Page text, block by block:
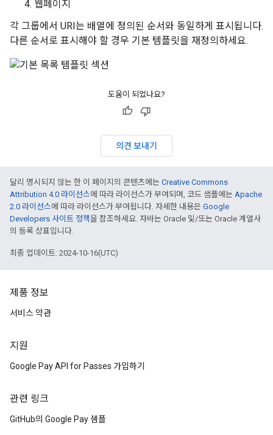
웹페이지
각 그룹에서 URI는 배열에 정의된 순서와 동일하게 표시됩니다.
다른 순서로 표시해야 할 경우 기본 템플릿을 재정의하세요.
도움이 되었나요?
의견 보내기
달리 명시되지 않는 한 이 페이지의 콘텐츠에는 Creative Commons
Attribution 4.0 라이선스에 따라 라이선스가 부여되며, 코드 샘플에는 Apache
2.0 라이선스에 따라 라이선스가 부여됩니다. 자세한 내용은 Google
Developers 사이트 정책을 참조하세요. 자바는 Oracle 및/또는 Oracle 계열사
의 등록 상표입니다.
최종 업데이트: 2024-10-16(UTC)
제품 정보
서비스 약관
지원
Google Pay API for Passes 가입하기
관련 링크
GitHub의 Google Pay 샘플